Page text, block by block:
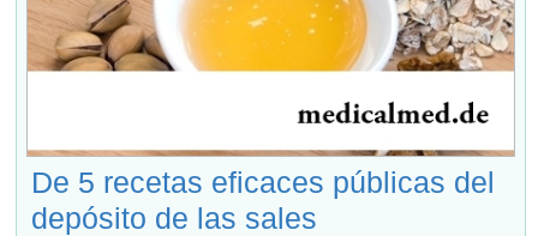
De 5 recetas eficaces públicas del
depósito de las sales